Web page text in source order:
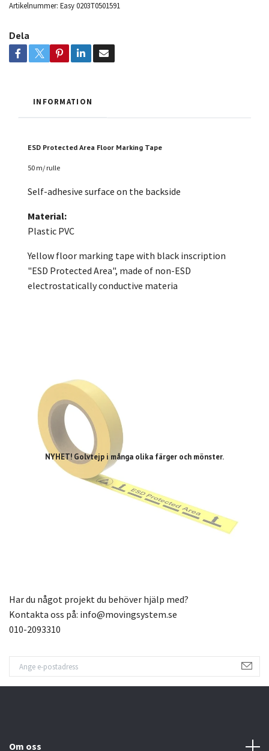
NYHET! Golvtejp i många olika färger och mönster.
Har du något projekt du behöver hjälp med?
Kontakta oss på: info@movingsystem.se
010-2093310
Artikelnummer: Easy 0203T0501591
Dela
INFORMATION
ESD Protected Area Floor Marking Tape
50 m/ rulle
Self-adhesive surface on the backside
Material:
Plastic PVC
Yellow floor marking tape with black inscription
"ESD Protected Area", made of non-ESD
electrostatically conductive materia
Om oss